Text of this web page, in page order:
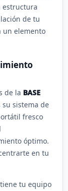
estructura
de tu
un elemento
de la BASE
su sistema de
fresco
óptimo.
en tu
tu equipo